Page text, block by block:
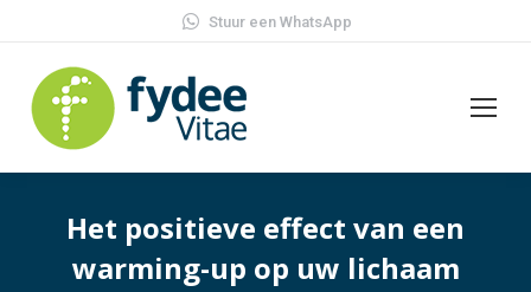
Stuur een WhatsApp
Het positieve effect van een
warming-up op uw lichaam